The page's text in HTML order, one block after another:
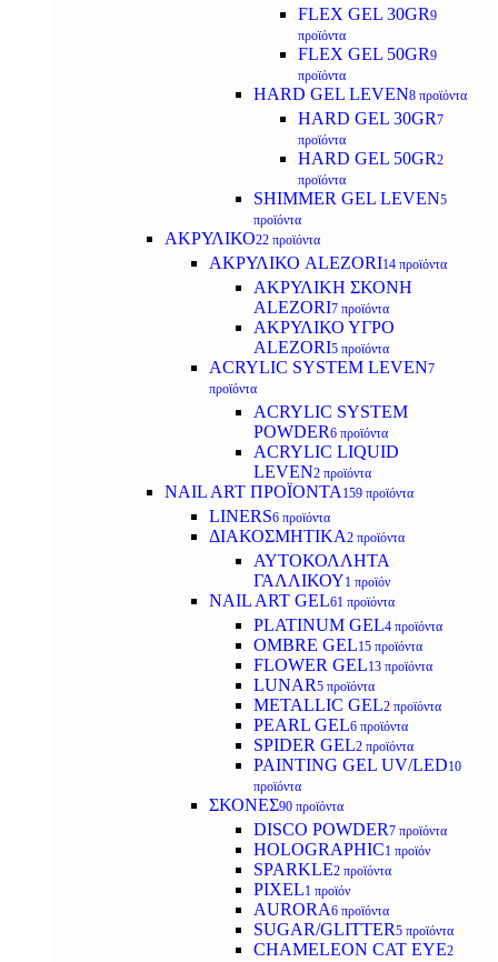
FLEX GEL 30GR9
προϊόντα
FLEX GEL 50GR9
προϊόντα
HARD GEL LEVEN8 προϊόντα
HARD GEL 30GR7
προϊόντα
HARD GEL 50GR2
προϊόντα
SHIMMER GEL LEVEN5
προϊόντα
ΑΚΡΥΛΙΚΟ22 προϊόντα
ΑΚΡΥΛΙΚΟ ALEZORI14 προϊόντα
ΑΚΡΥΛΙΚΗ ΣΚΟΝΗ
ALEZORI7 προϊόντα
ΑΚΡΥΛΙΚΟ ΥΓΡΟ
ALEZORI5 προϊόντα
ACRYLIC SYSTEM LEVEN7
προϊόντα
ACRYLIC SYSTEM
POWDER6 προϊόντα
ACRYLIC LIQUID
LEVEN2 προϊόντα
NAIL ART ΠΡΟΪΟΝΤΑ 159 προϊόντα
LINERS6 προϊόντα
ΔΙΑΚΟΣΜΗΤΙΚΑ2 προϊόντα
ΑΥΤΟΚΟΛΛΗΤΑ
ΓΑΛΛΙΚΟΥ1 προϊόν
NAIL ART GEL61 προϊόντα
PLATINUM GEL4 προϊόντα
OMBRE GEL15 προϊόντα
FLOWER GEL13 προϊόντα
LUNAR5 προϊόντα
METALLIC GEL2 προϊόντα
PEARL GEL6 προϊόντα
SPIDER GEL2 προϊόντα
PAINTING GEL UV/LED10
προϊόντα
ΣΚΟΝΕΣ90 προϊόντα
DISCO POWDER7 προϊόντα
HOLOGRAPHIC1 προϊόν
SPARKLE2 προϊόντα
PIXEL1 προϊόν
AURORA6 προϊόντα
SUGAR/GLITTER5 προϊόντα
CHAMELEON CAT EYE2